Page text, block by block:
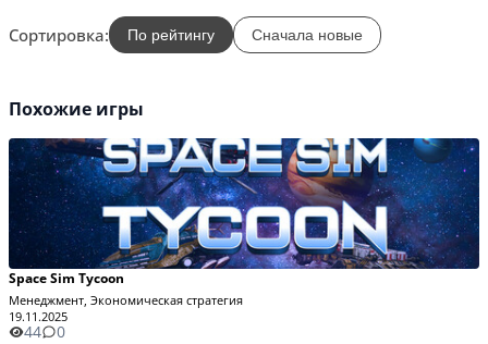
Сортировка: По рейтингу Сначала новые
Похожие игры
Space Sim Tycoon
Менеджмент, Экономическая стратегия
19.11.2025
44 0